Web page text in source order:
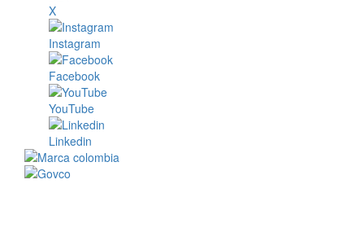
X
Instagram
Facebook
YouTube
Linkedin